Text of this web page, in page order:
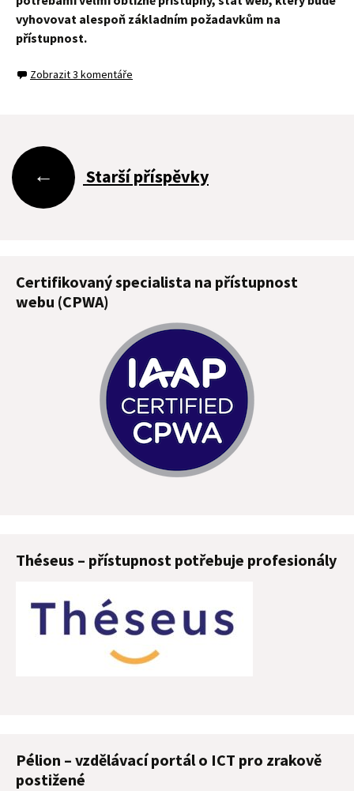
vyhovovat alespoň základním požadavkům na
přístupnost.
Zobrazit 3 komentáře
Navigace
pro
příspěvky
← Starší příspěvky
Certifikovaný specialista na přístupnost
webu (CPWA)
Théseus – přístupnost potřebuje profesionály
Pélion – vzdělávací portál o ICT pro zrakově
postižené